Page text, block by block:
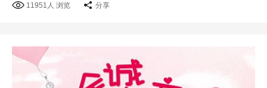
11951人 浏览 分享